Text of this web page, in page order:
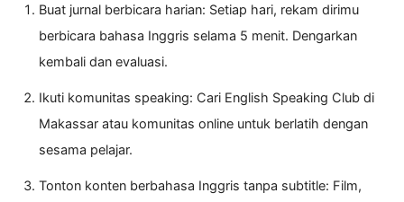
Buat jurnal berbicara harian: Setiap hari, rekam dirimu
berbicara bahasa Inggris selama 5 menit. Dengarkan
kembali dan evaluasi.
Ikuti komunitas speaking: Cari English Speaking Club di
Makassar atau komunitas online untuk berlatih dengan
sesama pelajar.
Tonton konten berbahasa Inggris tanpa subtitle: Film,